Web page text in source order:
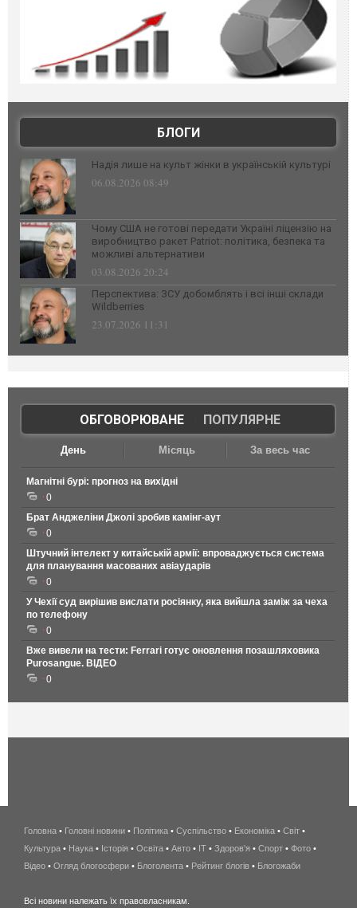
БЛОГИ
Надія лише на культ жінки в українській культурі
06.08.2026 08:49
Чому США не готові передати Україні ліцензію на
виробництво ракет Patriot: політика, безпека та
можливі альтернативи
03.08.2026 20:24
Перспектива: ЗСУ добомблять і всі інші склади
Wildberries
23.07.2026 11:31
ОБГОВОРЮВАНЕ| ПОПУЛЯРНЕ
День Місяць За весь час
Магнітні бурі: прогноз на вихідні
0
Брат Анджеліни Джолі зробив камінг-аут
0
Штучний інтелект у китайській армії: впроваджується система
для планування масованих авіаударів
0
У Чехії суд вирішив вислати росіянку, яка вийшла заміж за чеха
по телефону
0
Вже вивели на тести: Ferrari готує оновлення позашляховика
Purosangue. ВІДЕО
0
беспроводной
интернет
киев
Головна • Головні новини • Політика • Суспільство • Економіка • Світ •
Культура • Наука • Історія • Освіта • Авто • IT • Здоров'я • Спорт • Фото •
Відео • Огляд блогосфери • Блоголента • Рейтинг блогів • Блогожаби
Всі новини належать їх правовласникам.